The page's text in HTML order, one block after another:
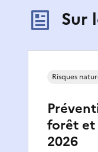
Sur
forêt et
2026
Risques